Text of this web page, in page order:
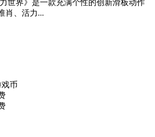
世界》是一款充满个性的创新滑板动作
肖、活力...
戏币